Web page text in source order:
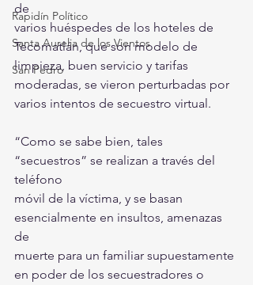
Rapidín Político
Santa Aurelia de los Vientos
San Pedro
de
varios huéspedes de los hoteles de
Tecomatlán, que son modelo de
limpieza, buen servicio y tarifas
moderadas, se vieron perturbadas por
varios intentos de secuestro virtual.
“Como se sabe bien, tales
“secuestros” se realizan a través del
teléfono
móvil de la víctima, y se basan
esencialmente en insultos, amenazas
de
muerte para un familiar supuestamente
en poder de los secuestradores o